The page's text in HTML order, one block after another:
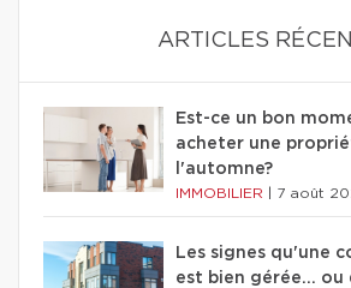
ARTICLES
Est-ce un bon
acheter une
l'automne?
IMMOBILIER 7 août
Les signes qu'une
est bien gérée… ou